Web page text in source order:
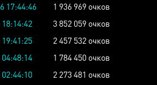
17:44:46
1 936 969 очков
3 852 059 очков
2 457 532 очков
1 784 450 очков
2 273 481 очков